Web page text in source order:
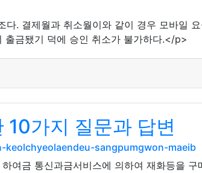
. 결제월과 취소월이와 같이 경우 모바일
출금됐기 덕에 승인 취소가 불가하다.</p>
가지 질문과 답변
sangpumgwon-maeib
여금 통신과금서비스에 의하여 재화등을 구